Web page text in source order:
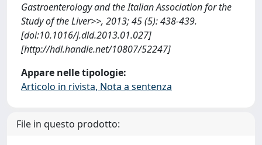
Gastroenterology and the Italian Association for the
Study of the Liver>>, 2013; 45 (5): 438-439.
[doi:10.1016/j.dld.2013.01.027]
[http://hdl.handle.net/10807/52247]
Appare nelle tipologie:
Articolo in rivista, Nota a sentenza
File in questo prodotto: